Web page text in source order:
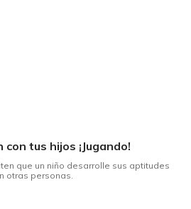
tus hijos ¡Jugando!
que un niño desarrolle sus aptitudes
otras personas.